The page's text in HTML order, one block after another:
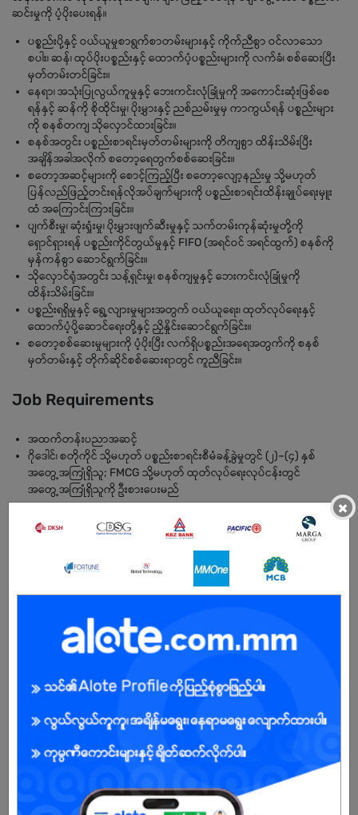
ဆင်းမှုကို ပံ့ပိုးပေးရန်။
ပစ္စည်းပို့နှင့် ဝယ်ယူမှုစာရွက်စာတမ်းများနှင့် ကိုက်ညီစွာ ဝင်လာသော
စပါး၊ ဆန်၊ ထုပ်ပိုးပစ္စည်းနှင့် ထောက်ပံ့ပစ္စည်းများကို လက်ခံ၊ စစ်ဆေးပြီး
မှတ်တမ်းတင်ခြင်း။
နေရာ၊ အသုံးပြုလွယ်ကူမှုနှင့် ဘေးကင်းလုံခြုံမှုကို အကောင်းဆုံးဖြစ်စေ
ရန်နှင့် ဆန်ကို စိုထိုင်းမှု၊ ပိုးမွှားနှင့် ညစ်ညမ်းမှုမှ ကာကွယ်ရန် ပစ္စည်းများ
ကို စနစ်တကျ သိုလှောင်ထားခြင်း။
စနစ်အတွင်း ပစ္စည်းစာရင်းမှတ်တမ်းများကို တိကျစွာ ထိန်းသိမ်းပြီး
အချိန်အခါအလိုက် စတော့ရေတွက်စစ်ဆေးခြင်း။
စတော့အဆင့်များကို စောင့်ကြည့်ပြီး စတော့လျော့နည်းမှု သို့မဟုတ်
ပြန်လည်ဖြည့်တင်းရန်လိုအပ်ချက်များကို ပစ္စည်းစာရင်းထိန်းချုပ်ရေးမှူး
ထံ အကြောင်းကြားခြင်း။
ပျက်စီးမှု၊ ဆုံးရှုံးမှု၊ ပိုးမွှားဖျက်ဆီးမှုနှင့် သက်တမ်းကုန်ဆုံးမှုတို့ကို
ရှောင်ရှားရန် ပစ္စည်းကိုင်တွယ်မှုနှင့် FIFO (အရင်ဝင် အရင်ထွက်) စနစ်ကို
မှန်ကန်စွာ ဆောင်ရွက်ခြင်း။
သိုလှောင်ရုံအတွင်း သန့်ရှင်းမှု၊ စနစ်ကျမှုနှင့် ဘေးကင်းလုံခြုံမှုကို
ထိန်းသိမ်းခြင်း။
ပစ္စည်းရရှိမှုနှင့် ရွေ့လျားမှုများအတွက် ဝယ်ယူရေး၊ ထုတ်လုပ်ရေးနှင့်
ထောက်ပံ့ပို့ဆောင်ရေးတို့နှင့် ညှိနှိုင်းဆောင်ရွက်ခြင်း။
စတော့စစ်ဆေးမှုများကို ပံ့ပိုးပြီး လက်ရှိပစ္စည်းအရေအတွက်ကို စနစ်
မှတ်တမ်းနှင့် တိုက်ဆိုင်စစ်ဆေးရာတွင် ကူညီခြင်း။
Job Requirements
အထက်တန်းပညာအဆင့်
ဂိုဒေါင်၊ စတိုကိုင် သို့မဟုတ် ပစ္စည်းစာရင်းစီမံခန့်ခွဲမှုတွင် (၂)–(၄) နှစ်
အတွေ့အကြုံရှိသူ; FMCG သို့မဟုတ် ထုတ်လုပ်ရေးလုပ်ငန်းတွင်
အတွေ့အကြုံရှိသူကို ဦးစားပေးမည်
- Rewards for over performance
×